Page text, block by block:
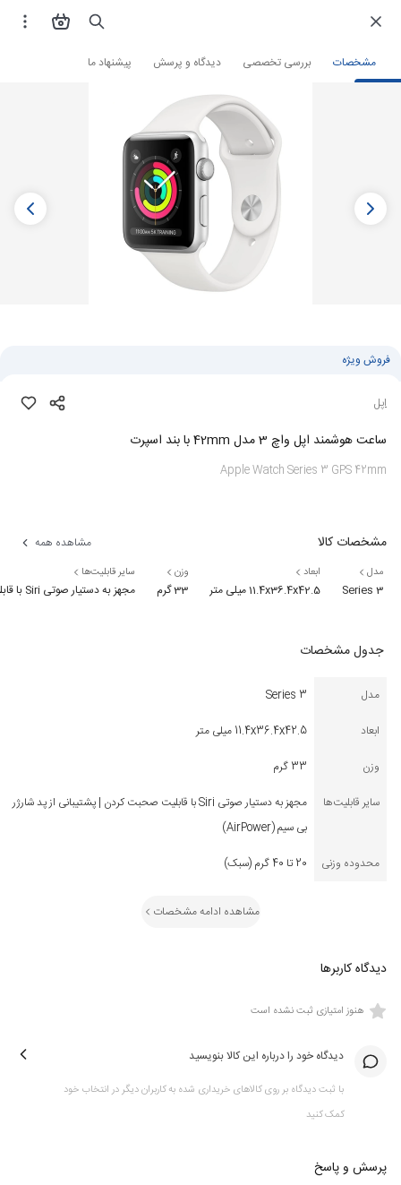
مشخصات بررسی تخصصی دیدگاه و پرسش پیشنهاد ما فروشگاه اینترنتی ساعت و مچ بند هوشمند ساعت هوشمند ساعت هوشمند اپل
فروش ویژه
اپل
ساعت هوشمند اپل واچ 3 مدل 42mm با بند اسپرت
Apple Watch Series 3 GPS 42mm
مشخصات کالا مشاهده همه
مدل
Series 3
ابعاد
11.4x36.4x42.5 میلی متر
وزن
33 گرم
سایر قابلیت‌ها
مجهز به دستیار صوتی Siri با قابلیت صحبت کردن | پشتیبانی از پد شارژر بی سیم (AirPower)
جدول مشخصات
مدل
Series 3
ابعاد
11.4x36.4x42.5 میلی متر
وزن
33 گرم
سایر قابلیت‌ها
مجهز به دستیار صوتی Siri با قابلیت صحبت کردن | پشتیبانی از پد شارژر
بی سیم (AirPower)
محدوده وزنی
20 تا 40 گرم (سبک)
مشاهده ادامه مشخصات
دیدگاه کاربرها
هنوز امتیازی ثبت نشده است
دیدگاه خود را درباره این کالا بنویسید
با ثبت دیدگاه بر روی کالاهای خریداری شده به کاربران دیگر در انتخاب خود
کمک کنید
پرسش و پاسخ